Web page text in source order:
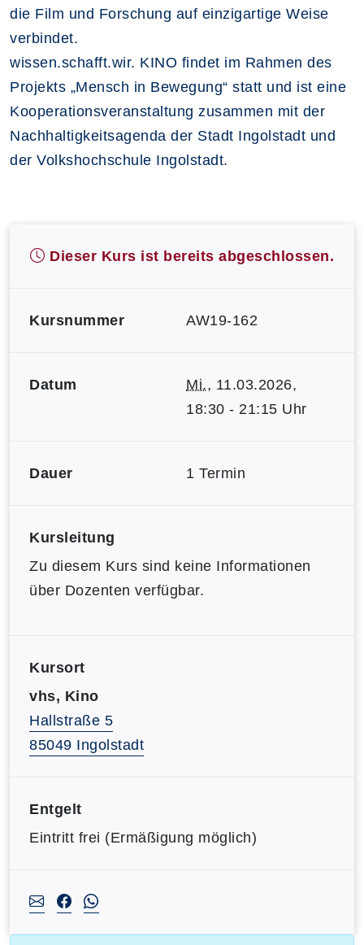
die Film und Forschung auf einzigartige Weise
verbindet.
wissen.schafft.wir. KINO findet im Rahmen des
Projekts „Mensch in Bewegung“ statt und ist eine
Kooperationsveranstaltung zusammen mit der
Nachhaltigkeitsagenda der Stadt Ingolstadt und
der Volkshochschule Ingolstadt.
Dieser Kurs ist bereits abgeschlossen.
Kursnummer AW19-162
Datum Mi., 11.03.2026,
18:30 - 21:15 Uhr
Dauer 1 Termin
Kursleitung
Zu diesem Kurs sind keine Informationen
über Dozenten verfügbar.
Kursort
vhs, Kino
Hallstraße 5
85049 Ingolstadt
Entgelt
Eintritt frei (Ermäßigung möglich)